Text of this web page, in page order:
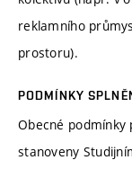
reklamního
prostoru).
PODMÍNKY
Obecné podmínky
stanoveny